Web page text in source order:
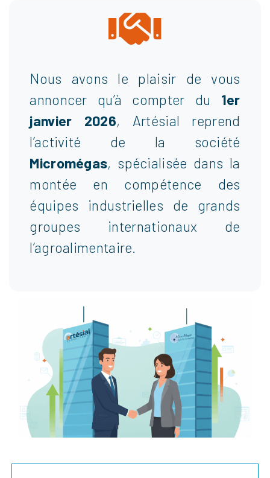
Nous avons le plaisir de vous
annoncer qu’à compter du 1er
janvier 2026, Artésial reprend
l’activité de la société
Micromégas, spécialisée dans la
montée en compétence des
équipes industrielles de grands
groupes internationaux de
l’agroalimentaire.